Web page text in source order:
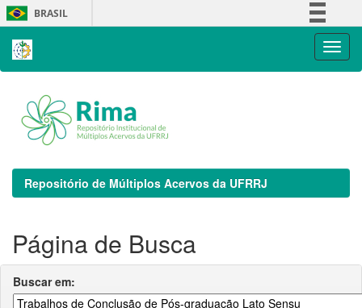
Skip
navigation
BRASIL
Repositório de Múltiplos Acervos da UFRRJ
Página de Busca
Buscar em: